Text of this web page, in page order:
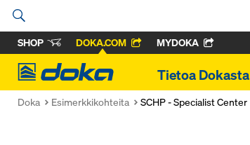
SHOP DOKA.COM MYDOKA
Doka
Tietoa Dokasta
Doka Esimerkkikohteita SCHP - Specialist Center